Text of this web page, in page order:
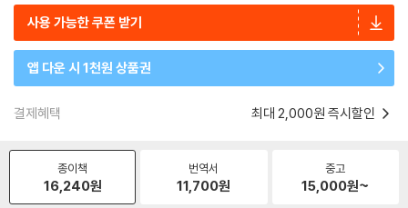
사용 가능한 쿠폰 받기
앱 다운 시 1천원 상품권
결제혜택 최대 2,000원 즉시할인
종이책
16,240원
번역서
11,700원
중고
15,000원~